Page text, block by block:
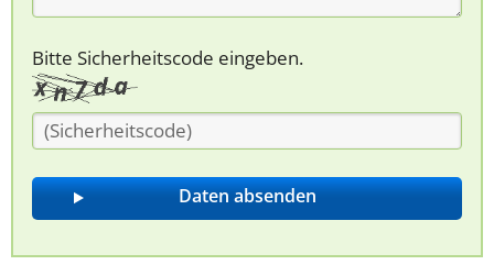
Bitte Sicherheitscode eingeben.